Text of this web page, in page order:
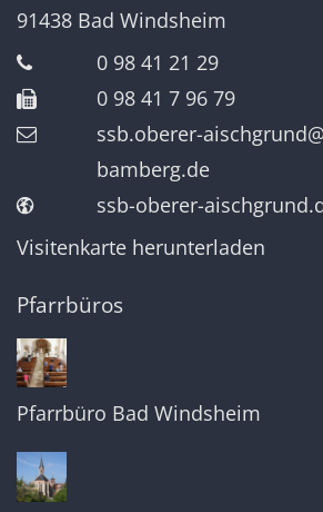
91438 Bad Windsheim
0 98 41 21 29
0 98 41 7 96 79
ssb.oberer-
bamberg.de
ssb-oberer-
Visitenkarte herunterladen
Pfarrbüros
Pfarrbüro Bad Windsheim